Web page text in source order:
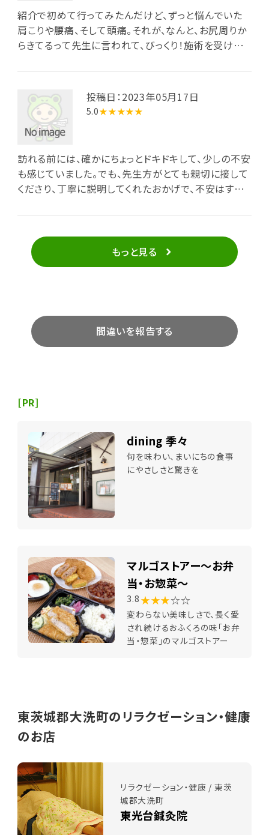
しています。これからも定期的に通いたいと思っていま
す。肩こりに悩んでいる方には、ぜひ一度試してみるこ
とをおすすめします！
紹介で初めて行ってみたんだけど、ずっと悩んでいた
肩こりや腰痛、そして頭痛。それが、なんと、お尻周りか
らきてるって先生に言われて、びっくり！施術を受けて
生も優しくて親切だし、しばらく月イチで通うつもり。
投稿日：2023年05月17日
5.0★★★★★
訪れる前には、確かにちょっとドキドキして、少しの不安
も感じていました。でも、先生方がとても親切に接して
くださり、丁寧に説明してくれたおかげで、不安はすっ
当に取れるのかな？完治するのかな？」という不安が頭
をよぎりました。けれど、始めてみたら痛みが少しずつ
薄れてきて、今では安堵感と喜びが心を満たしていま
す。 おすすめです。病院でも治らなかったけどもうすぐ
もっと見る
間違いを報告する
[PR]
dining 季々
旬を味わい、まいにちの食事
にやさしさと驚きを
マルゴストアー～お弁
当・お惣菜～
3.8 ★★★☆☆
変わらない美味しさで、長く愛
され続けるおふくろの味「お弁
当・惣菜」のマルゴストアー
東茨城郡大洗町のリラクゼーション・健康
のお店
リラクゼーション・健康 / 東茨
城郡大洗町
東光台鍼灸院